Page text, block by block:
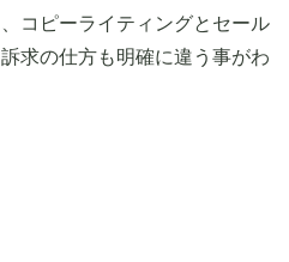
コピーライティングとセール
求の仕方も明確に違う事がわ